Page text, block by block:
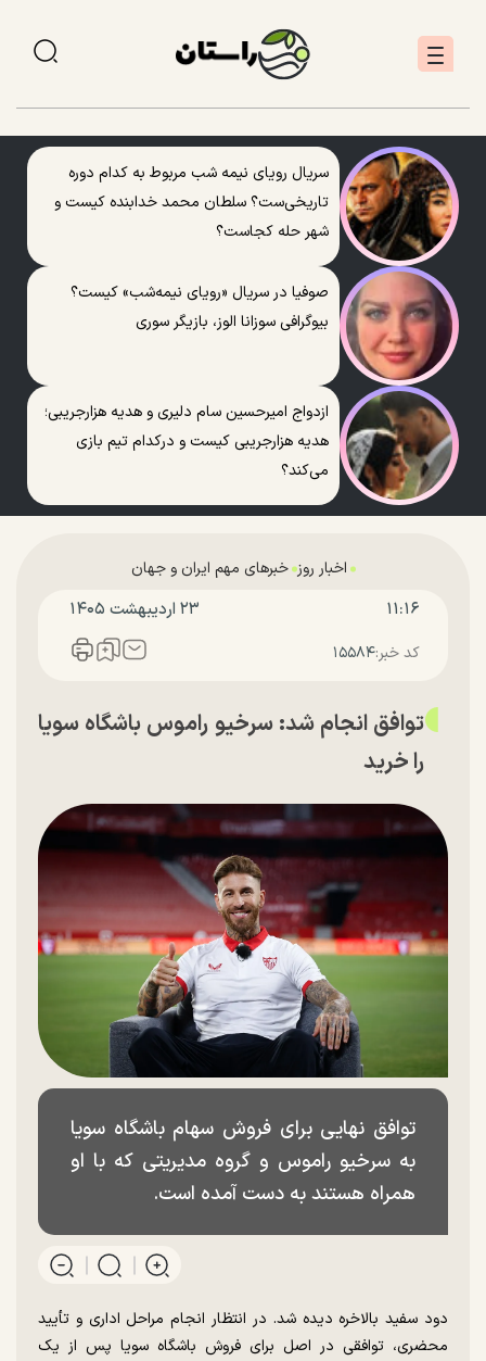
سریال رویای نیمه شب مربوط به کدام دوره
تاریخی‌ست؟ سلطان محمد خدابنده کیست و
شهر حله کجاست؟
صوفیا در سریال «رویای نیمه‌شب» کیست؟
بیوگرافی سوزانا الوز، بازیگر سوری
ازدواج امیرحسین سام دلیری و هدیه هزارجریبی؛
هدیه هزارجریبی کیست و درکدام تیم بازی
می‌کند؟
اخبار روز خبرهای مهم ایران و جهان
۱۱:۱۶ ۲۳ ارديبهشت ۱۴۰۵
کد خبر:۱۵۵۸۴
توافق انجام شد: سرخیو راموس باشگاه سویا
را خرید
توافق نهایی برای فروش سهام باشگاه سویا
به سرخیو راموس و گروه مدیریتی که با او
همراه هستند به دست آمده است.
دود سفید بالاخره دیده شد. در انتظار انجام مراحل اداری و تأیید
محضری، توافقی در اصل برای فروش باشگاه سویا پس از یک